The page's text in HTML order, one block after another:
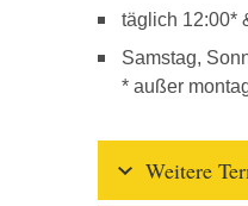
täglich 12:00*
Samstag,
* außer
Weitere